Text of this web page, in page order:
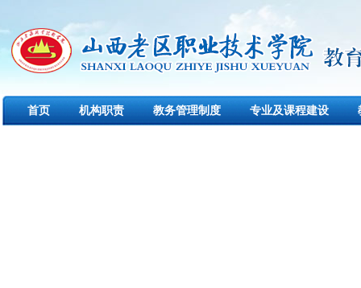
首页 机构职责 教务管理制度 专业及课程建设